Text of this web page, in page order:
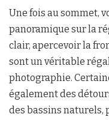
Une fois au sommet,
panoramique sur la
clair, apercevoir la
sont un véritable
photographie.
également des
des bassins naturels,